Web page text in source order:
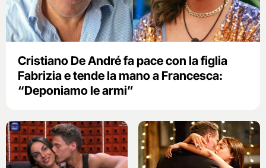
Cristiano De André fa pace con la figlia
Fabrizia e tende la mano a Francesca:
“Deponiamo le armi”